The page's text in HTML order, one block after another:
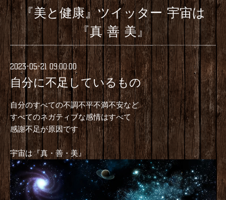
『美と健康』ツイッター 宇宙は
『真 善 美』
2023-05-21 09:00:00
自分に不足しているもの
自分のすべての不調不平不満不安など
すべてのネガティブな感情はすべて
感謝不足が原因です
宇宙は『真・善・美』